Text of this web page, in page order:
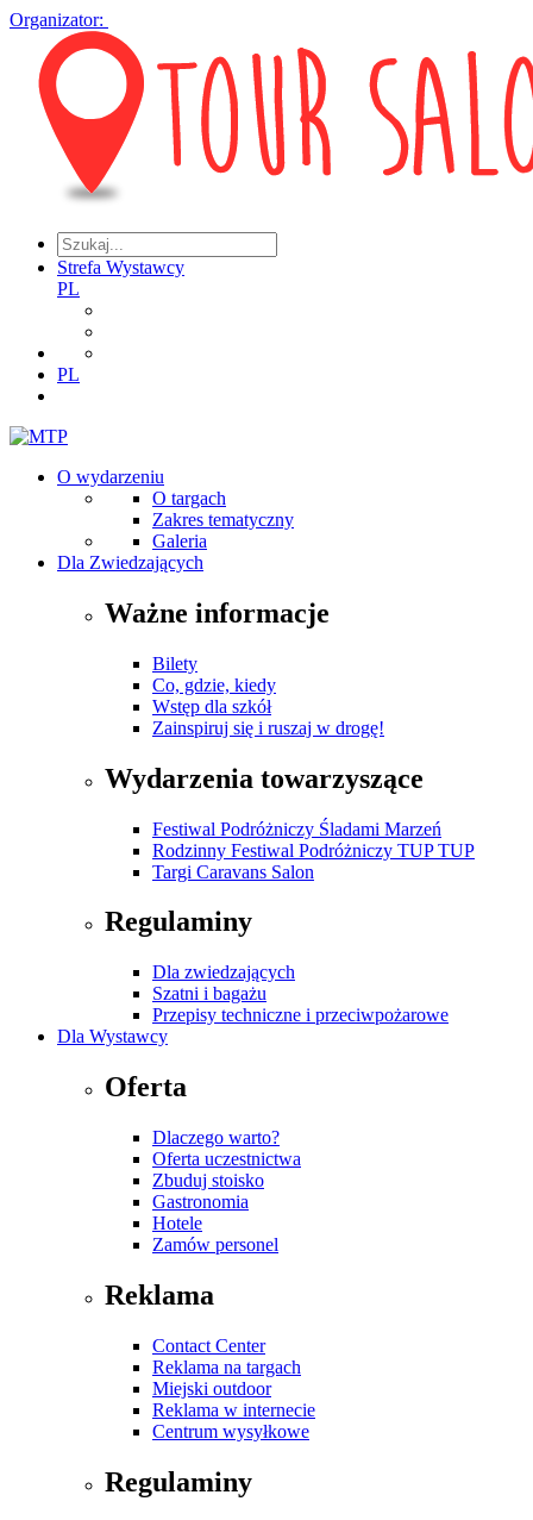
Organizator:
Strefa Wystawcy
PL
PL
O wydarzeniu
O targach
Zakres tematyczny
Galeria
Dla Zwiedzających
Ważne informacje
Bilety
Co, gdzie, kiedy
Wstęp dla szkół
Zainspiruj się i ruszaj w drogę!
Wydarzenia towarzyszące
Festiwal Podróżniczy Śladami Marzeń
Rodzinny Festiwal Podróżniczy TUP TUP
Targi Caravans Salon
Regulaminy
Dla zwiedzających
Szatni i bagażu
Przepisy techniczne i przeciwpożarowe
Dla Wystawcy
Oferta
Dlaczego warto?
Oferta uczestnictwa
Zbuduj stoisko
Gastronomia
Hotele
Zamów personel
Reklama
Contact Center
Reklama na targach
Miejski outdoor
Reklama w internecie
Centrum wysyłkowe
Regulaminy